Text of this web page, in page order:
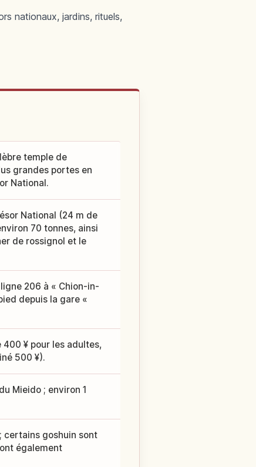
nationaux, jardins, rituels,
temple de
grandes portes en
National.
National (24 m de
70 tonnes, ainsi
de rossignol et le
206 à « Chion-in-
depuis la gare «
¥ pour les adultes,
500 ¥).
Mieido ; environ 1
certains goshuin sont
également